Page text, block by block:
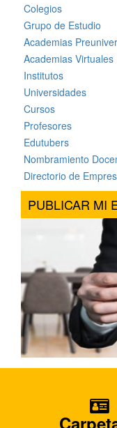
Colegios
Grupo de Estudio
Academias
Academias Virtuales
Institutos
Universidades
Cursos
Profesores
Edutubers
Nombramiento
Directorio de
PUBLICAR MI